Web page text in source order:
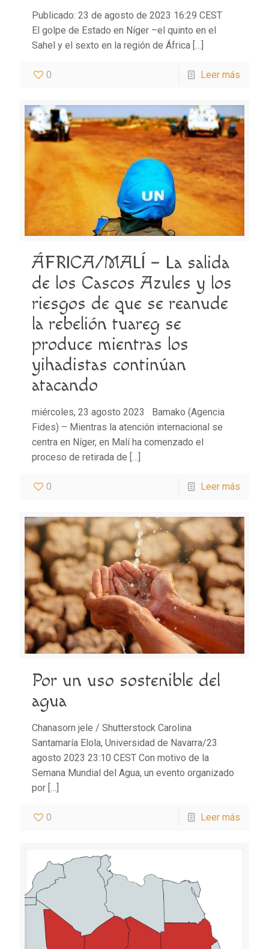
Publicado: 23 de agosto de 2023 16:29 CEST
El golpe de Estado en Níger –el quinto en el
Sahel y el sexto en la región de África […]
0 Leer más
ÁFRICA/MALÍ – La salida
de los Cascos Azules y los
riesgos de que se reanude
la rebelión tuareg se
produce mientras los
yihadistas continúan
atacando
miércoles, 23 agosto 2023 Bamako (Agencia
Fides) – Mientras la atención internacional se
centra en Níger, en Malí ha comenzado el
proceso de retirada de […]
0 Leer más
Por un uso sostenible del
agua
Chanasorn jele / Shutterstock Carolina
Santamaría Elola, Universidad de Navarra/23
agosto 2023 23:10 CEST Con motivo de la
Semana Mundial del Agua, un evento organizado
por […]
0 Leer más